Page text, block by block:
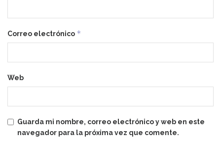
Correo electrónico *
Web
Guarda mi nombre, correo electrónico y web en este
navegador para la próxima vez que comente.